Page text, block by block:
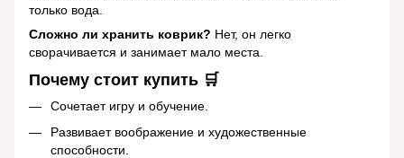
только вода.
Сложно ли хранить коврик? Нет, он легко
сворачивается и занимает мало места.
Почему стоит купить 🛒
Сочетает игру и обучение.
Развивает воображение и художественные
способности.